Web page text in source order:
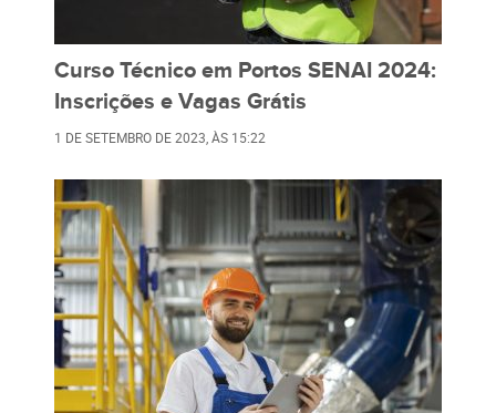
Curso Técnico em Portos SENAI 2024:
Inscrições e Vagas Grátis
1 DE SETEMBRO DE 2023, ÀS 15:22